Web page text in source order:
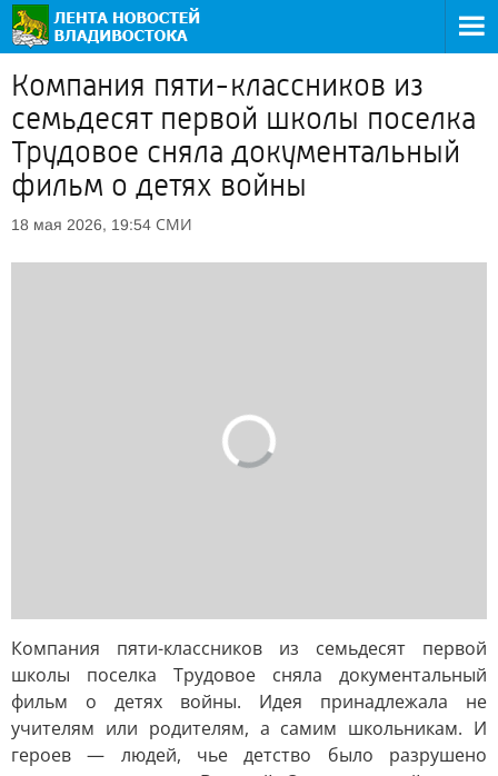
Компания пяти-классников из
семьдесят первой школы поселка
Трудовое сняла документальный
фильм о детях войны
18 мая 2026, 19:54 СМИ
Компания пяти-классников из семьдесят первой
школы поселка Трудовое сняла документальный
фильм о детях войны. Идея принадлежала не
учителям или родителям, а самим школьникам. И
героев — людей, чье детство было разрушено